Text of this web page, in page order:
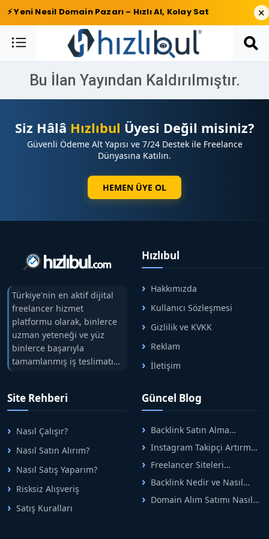
⚡ Yeni Nesil Domain Pazarı – Hızlı Al, Kolay Sat ×
Bu İlan Yayından Kaldırılmıştır.
Siz Hâlâ Hızlıbul Üyesi Değil misiniz?
Güvenli Ödeme Alt Yapısı ve 7/24 Destek ile Freelance
Dünyasına Katılın.
HEMEN ÜYE OL
Türkiye'nin en aktif dijital
freelancer hizmet
platformu olarak, binlerce
uzman yeteneği ve yüz
binlerce başarıyla
tamamlanmış iş teslimatını
tek çatıda buluşturuyoruz.
arasındaki süreci risksiz
alışveriş sistemi ile koruyan
ticaretin güvenli
adreslerinden birisidir.
Hızlıbul
Hakkımızda
Kullanıcı Sözleşmesi
Gizlilik ve KVKK
Reklam
İletişim
Site Rehberi
Nasıl Çalışır?
Nasıl Satın Alırım?
Nasıl Satış Yaparım?
Risksiz Alışveriş
Satış Kuralları
Güncel Blog
Backlink Satın Alma
Rehberi: Güvenli SEO İçin
Doğru Adımlar
Instagram Takipçi Artırma
Yöntemleri: Organik Büyüme
Rehberi
Freelancer Siteleri
Arasında Doğru Seçim Nasıl
Yapılır
Backlink Nedir ve Nasıl
Alınır? Etkili Yöntemler
Domain Alım Satımı Nasıl